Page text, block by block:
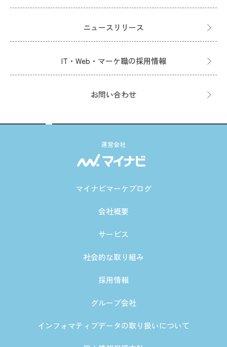
ニュースリリース
IT・Web・マーケ職の採用情報
お問い合わせ
運営会社
マイナビマーケブログ
会社概要
サービス
社会的な取り組み
採用情報
グループ会社
インフォマティブデータの取り扱いについて